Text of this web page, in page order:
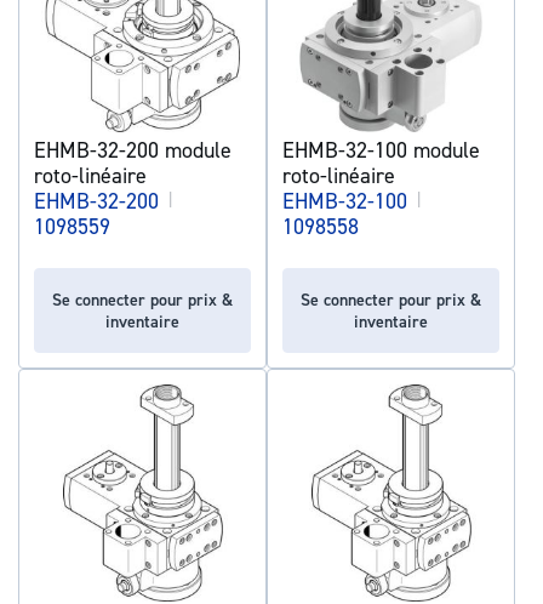
EHMB-32-200 module
roto-linéaire
EHMB-32-200 |
1098559
Se connecter pour prix &
inventaire
EHMB-32-100 module
roto-linéaire
EHMB-32-100 |
1098558
Se connecter pour prix &
inventaire